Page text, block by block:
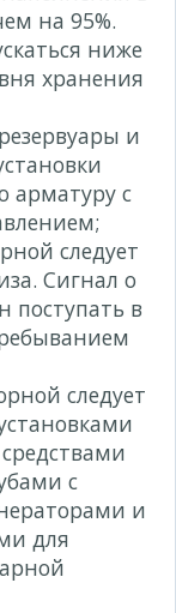
на 95%.
ниже
хранения
и
арматуру с
следует
Сигнал о
поступать в
следует
с
и
для